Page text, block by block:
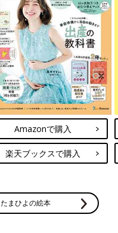
Amazonで購入
楽天ブックスで購入
たまひよの絵本